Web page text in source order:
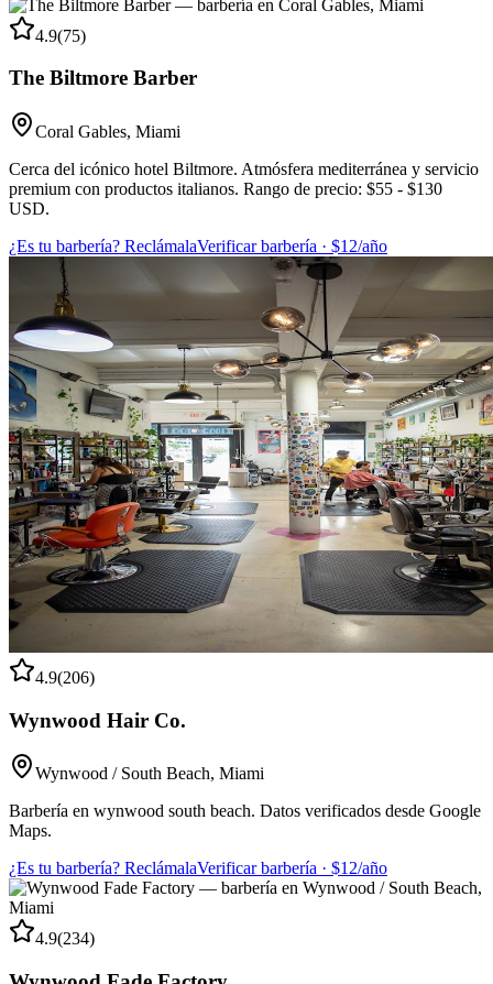
4.9(75)
The Biltmore Barber
Coral Gables, Miami
Cerca del icónico hotel Biltmore. Atmósfera mediterránea y servicio
premium con productos italianos. Rango de precio: $55 - $130
USD.
¿Es tu barbería? ReclámalaVerificar barbería · $12/año
4.9(206)
Wynwood Hair Co.
Wynwood / South Beach, Miami
Barbería en wynwood south beach. Datos verificados desde Google
Maps.
¿Es tu barbería? ReclámalaVerificar barbería · $12/año
4.9(234)